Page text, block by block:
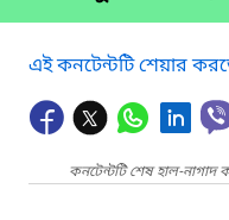
এই কনটেন্টটি শেয়ার
কনটেন্টটি শেষ হাল-